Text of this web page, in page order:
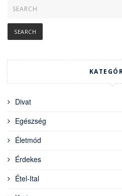
Divat
Egészség
Életmód
Érdekes
Étel-Ital